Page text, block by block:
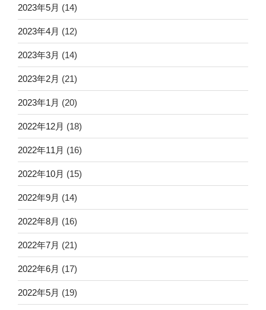
2023年5月 (14)
2023年4月 (12)
2023年3月 (14)
2023年2月 (21)
2023年1月 (20)
2022年12月 (18)
2022年11月 (16)
2022年10月 (15)
2022年9月 (14)
2022年8月 (16)
2022年7月 (21)
2022年6月 (17)
2022年5月 (19)